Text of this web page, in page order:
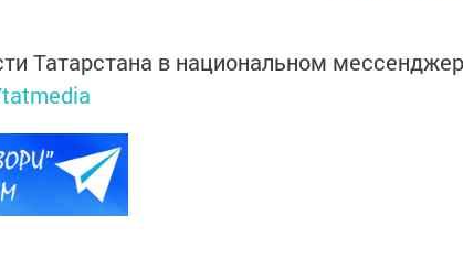
Татарстана в национальном